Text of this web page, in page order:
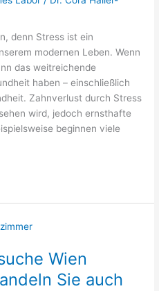
denn Stress ist ein
modernen Leben. Wenn
das weitreichende
haben – einschließlich
Zahnverlust durch Stress
wird, jedoch ernsthafte
beginnen viele
Wien
Sie auch